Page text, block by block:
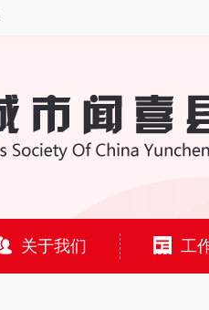
关于我们 工